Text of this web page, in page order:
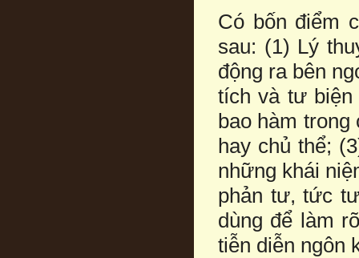
Có bốn điểm
sau: (1) Lý
động ra bên
tích và tư
bao hàm
hay chủ thể;
những khái
phản tư, tức
dùng để làm
tiễn diễn ngôn